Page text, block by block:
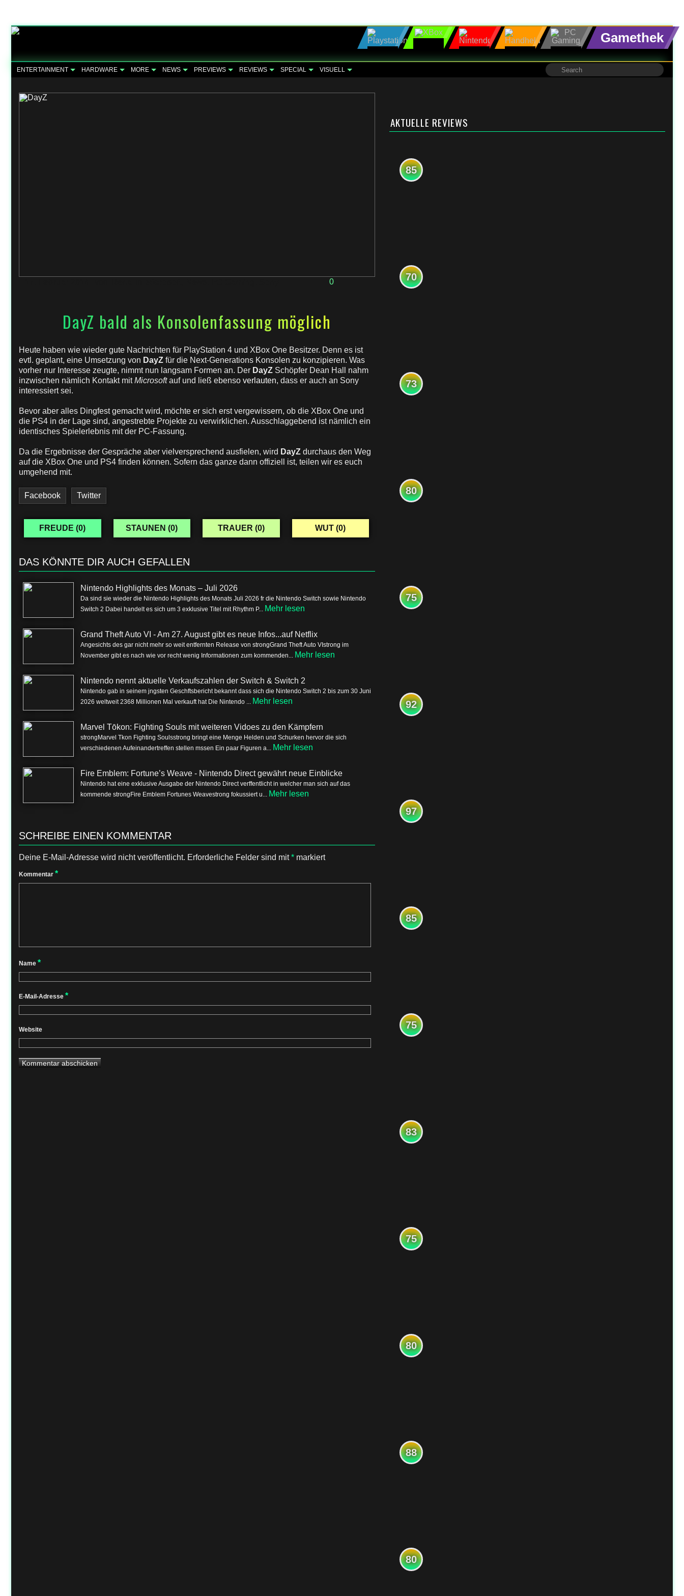
Gamethek
ENTERTAINMENT HARDWARE MORE NEWS PREVIEWS REVIEWS SPECIAL VISUELL
0
DayZ bald als Konsolenfassung möglich
Heute haben wie wieder gute Nachrichten für PlayStation 4 und XBox One Besitzer. Denn es ist
evtl. geplant, eine Umsetzung von DayZ für die Next-Generations Konsolen zu konzipieren. Was
vorher nur Interesse zeugte, nimmt nun langsam Formen an. Der DayZ Schöpfer Dean Hall nahm
inzwischen nämlich Kontakt mitMicrosoftauf und ließ ebenso verlauten, dass er auch an Sony
interessiert sei.
Bevor aber alles Dingfest gemacht wird, möchte er sich erst vergewissern, ob die XBox One und
die PS4 in der Lage sind, angestrebte Projekte zu verwirklichen. Ausschlaggebend ist nämlich ein
identisches Spielerlebnis mit der PC-Fassung.
Da die Ergebnisse der Gespräche aber vielversprechend ausfielen, wird DayZ durchaus den Weg
auf die XBox One und PS4 finden können. Sofern das ganze dann offiziell ist, teilen wir es euch
umgehend mit.
Facebook Twitter
FREUDE (0) STAUNEN (0) TRAUER (0) WUT (0)
DAS KÖNNTE DIR AUCH GEFALLEN
Nintendo Highlights des Monats – Juli 2026
Da sind sie wieder die Nintendo Highlights des Monats Juli 2026 fr die Nintendo Switch sowie Nintendo
Switch 2 Dabei handelt es sich um 3 exklusive Titel mit Rhythm P... Mehr lesen
Grand Theft Auto VI - Am 27. August gibt es neue Infos...auf Netflix
Angesichts des gar nicht mehr so weit entfernten Release von strongGrand Theft Auto VIstrong im
November gibt es nach wie vor recht wenig Informationen zum kommenden... Mehr lesen
Nintendo nennt aktuelle Verkaufszahlen der Switch & Switch 2
Nintendo gab in seinem jngsten Geschftsbericht bekannt dass sich die Nintendo Switch 2 bis zum 30 Juni
2026 weltweit 2368 Millionen Mal verkauft hat Die Nintendo ... Mehr lesen
Marvel Tōkon: Fighting Souls mit weiteren Vidoes zu den Kämpfern
strongMarvel Tkon Fighting Soulsstrong bringt eine Menge Helden und Schurken hervor die sich
verschiedenen Aufeinandertreffen stellen mssen Ein paar Figuren a... Mehr lesen
Fire Emblem: Fortune’s Weave - Nintendo Direct gewährt neue Einblicke
Nintendo hat eine exklusive Ausgabe der Nintendo Direct verffentlicht in welcher man sich auf das
kommende strongFire Emblem Fortunes Weavestrong fokussiert u... Mehr lesen
SCHREIBE EINEN KOMMENTAR
Deine E-Mail-Adresse wird nicht veröffentlicht. Erforderliche Felder sind mit* markiert
Kommentar *
Name *
E-Mail-Adresse *
Website
AKTUELLE REVIEWS
85
70
73
80
75
92
97
85
75
83
75
80
88
80